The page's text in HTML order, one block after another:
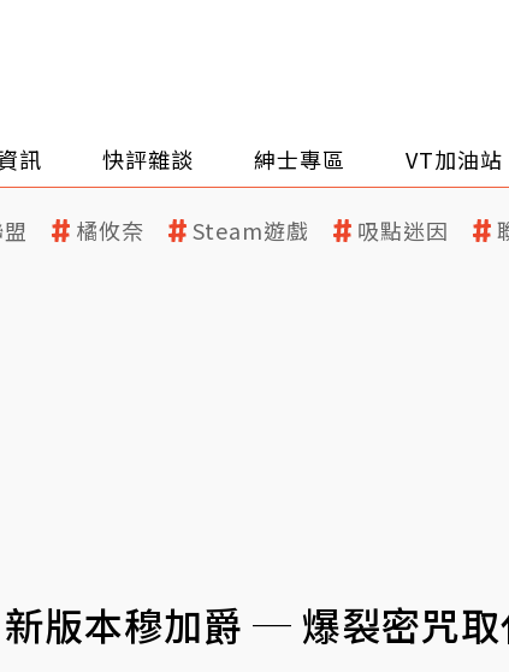
訊 快評雜談 紳士專區 VT加油站
橘攸奈 Steam遊戲 吸點迷因
版本穆加爵 ─ 爆裂密咒